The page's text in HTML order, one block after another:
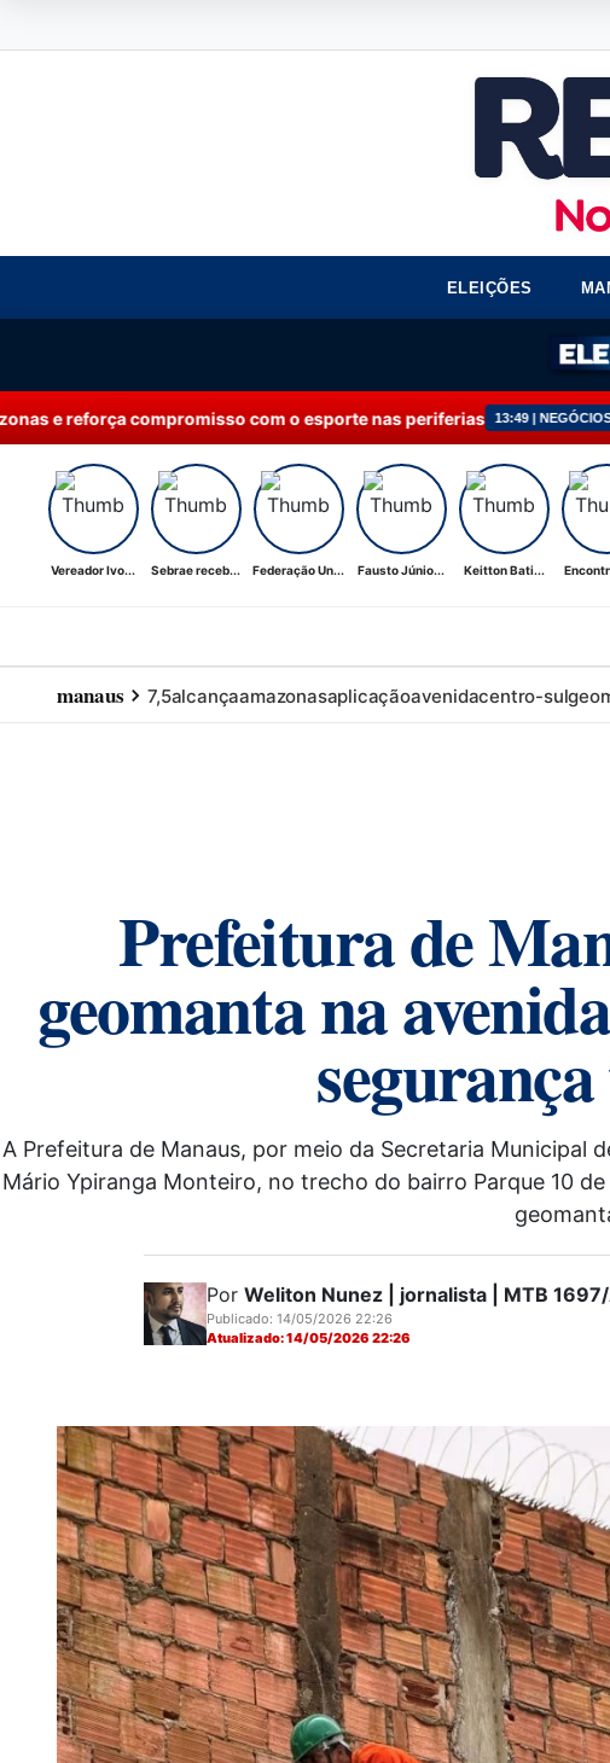
ELEIÇÕES
com o esporte nas periferias 13:49 | NEGÓCIOS Sebrae recebe
Vereador Ivo... Sebrae receb... Federação Un... Fausto Júnio... Keitton Bati...
manaus 7,5alcançaamazonasaplicaçãoavenidacentro-sul
Prefeitura de
geomanta na
A Prefeitura de Manaus, por meio da Secretaria Municipal
Mário Ypiranga Monteiro, no trecho do bairro Parque 10
Por Weliton Nunez | jornalista | MTB
Publicado: 14/05/2026 22:26
Atualizado: 14/05/2026 22:26